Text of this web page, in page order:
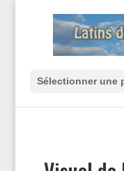
Sélectionner une